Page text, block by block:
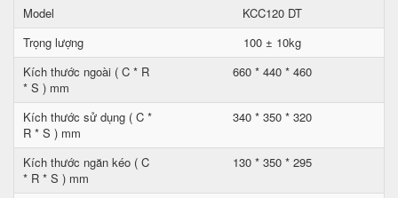
Model
KCC120 DT
Trọng lượng
100 ± 10kg
Kích thước ngoài ( C * R
* S ) mm
660 * 440 * 460
Kích thước sử dụng ( C *
R * S ) mm
340 * 350 * 320
Kích thước ngăn kéo ( C
* R * S ) mm
130 * 350 * 295